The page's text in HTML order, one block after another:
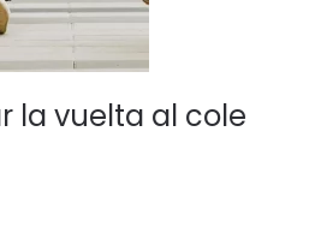
la vuelta al cole